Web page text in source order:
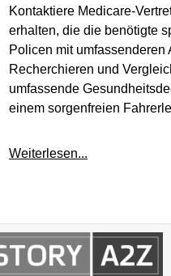
Kontaktiere Medicare-
erhalten, die die benötigte
Policen mit
Recherchieren und
umfassende
einem sorgenfreien
Weiterlesen...